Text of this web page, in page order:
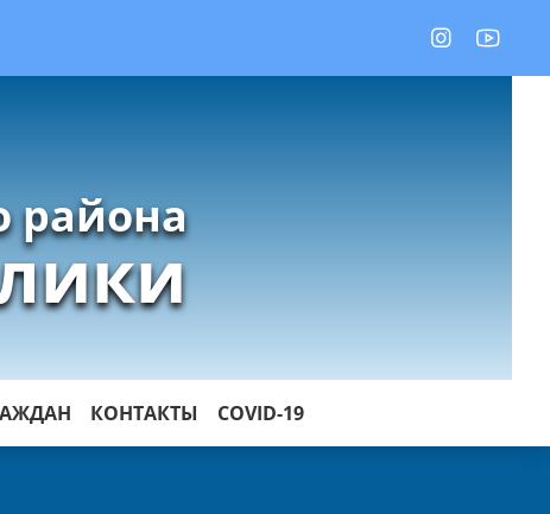
района
КОНТАКТЫ COVID-19